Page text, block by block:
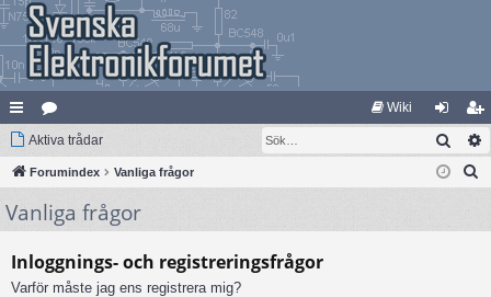
na
bb
lä
ar
at
eg
ori
Wiki
og
ga
li
m
Aktiva trådar Sök
Forumindex Vanliga frågor
Vanliga frågor
Inloggnings- och registreringsfrågor
Varför måste jag ens registrera mig?